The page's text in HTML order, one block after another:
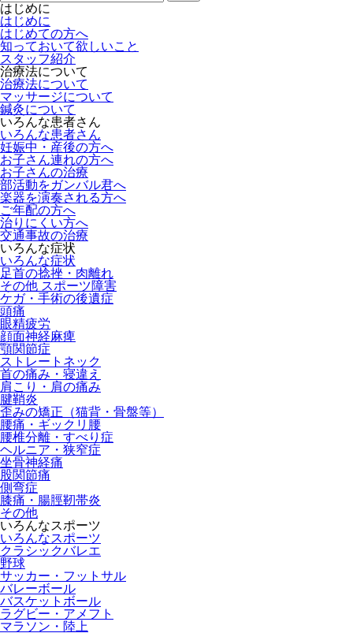
はじめに
はじめに
はじめての方へ
知っておいて欲しいこと
スタッフ紹介
治療法について
治療法について
マッサージについて
鍼灸について
いろんな患者さん
いろんな患者さん
妊娠中・産後の方へ
お子さん連れの方へ
お子さんの治療
部活動をガンバル君へ
楽器を演奏される方へ
ご年配の方へ
治りにくい方へ
交通事故の治療
いろんな症状
いろんな症状
足首の捻挫・肉離れ
その他 スポーツ障害
ケガ・手術の後遺症
頭痛
眼精疲労
顔面神経麻痺
顎関節症
ストレートネック
首の痛み・寝違え
肩こり・肩の痛み
腱鞘炎
歪みの矯正（猫背・骨盤等）
腰痛・ギックリ腰
腰椎分離・すべり症
ヘルニア・狭窄症
坐骨神経痛
股関節痛
側弯症
膝痛・腸脛靭帯炎
その他
いろんなスポーツ
いろんなスポーツ
クラシックバレエ
野球
サッカー・フットサル
バレーボール
バスケットボール
ラグビー・アメフト
マラソン・陸上